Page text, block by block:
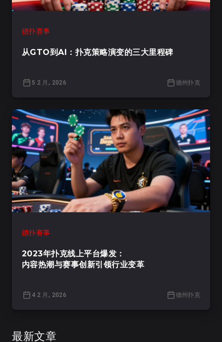
德扑赛事
从GTO到AI：扑克策略演变的三大里程碑
5 2 月, 2026 德州扑克
德扑赛事
2023年扑克线上平台爆发：
内容热潮与赛事创新引领行业变革
4 2 月, 2026 德州扑克
最新文章